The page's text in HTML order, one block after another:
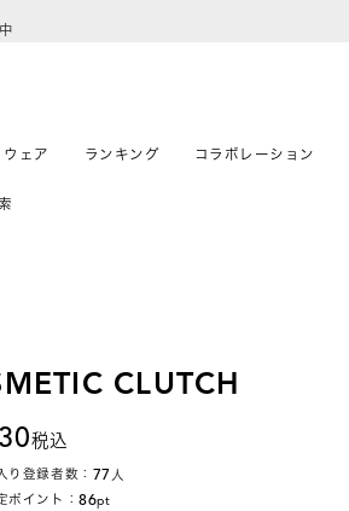
ウェア ランキング コラボレーション
CLUTCH
税込
り登録者数： 77 人
ポイント：86pt